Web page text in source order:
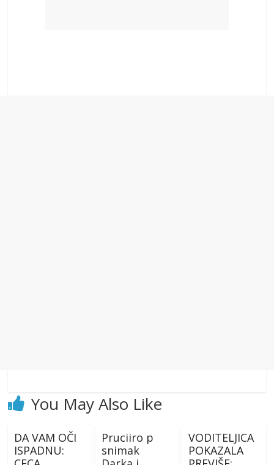
You May Also Like
DA VAM OČI
ISPADNU:
Pruciiro p
snimak
VODITELJICA
POKAZALA